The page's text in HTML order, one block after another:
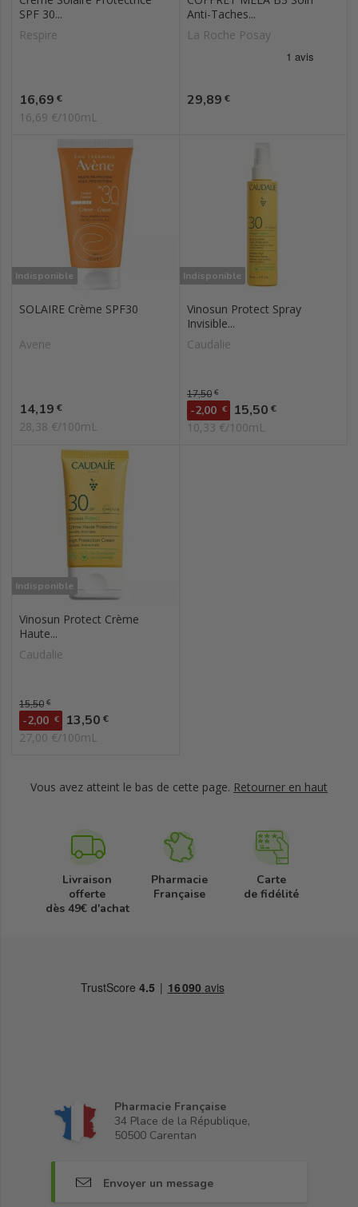
SPF 30...
Respire
Prix
16,69 €
16,69 €/100mL
Anti-Taches...
La Roche Posay
Prix
29,89 €
Indisponible
SOLAIRE Crème SPF30
Avene
Prix
14,19 €
28,38 €/100mL
Indisponible
Vinosun Protect Spray
Invisible...
Caudalie
Prix de base
17,50 €
-2,00 € Prix
15,50 €
10,33 €/100mL
Indisponible
Vinosun Protect Crème
Haute...
Caudalie
Prix de base
15,50 €
-2,00 € Prix
13,50 €
27,00 €/100mL
Vous avez atteint le bas de cette page. Retourner en haut
Livraison
offerte
dès 49€ d'achat
Pharmacie
Française
Carte
de fidélité
Pharmacie Française
34 Place de la République,
50500 Carentan
Envoyer un message